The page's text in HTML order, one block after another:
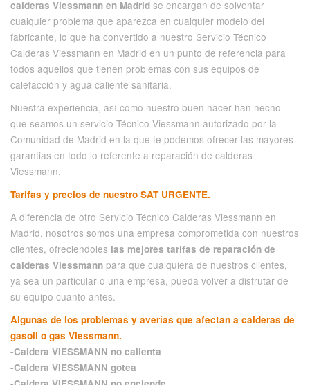
calderas Viessmann en Madrid se encargan de solventar
cualquier problema que aparezca en cualquier modelo del
fabricante, lo que ha convertido a nuestro Servicio Técnico
Calderas Viessmann en Madrid en un punto de referencia para
todos aquellos que tienen problemas con sus equipos de
calefacción y agua caliente sanitaria.
Nuestra experiencia, así como nuestro buen hacer han hecho
que seamos un servicio Técnico Viessmann autorizado por la
Comunidad de Madrid en la que te podemos ofrecer las mayores
garantias en todo lo referente a reparación de calderas
Viessmann.
Tarifas y precios de nuestro SAT URGENTE.
A diferencia de otro Servicio Técnico Calderas Viessmann en
Madrid, nosotros somos una empresa comprometida con nuestros
clientes, ofreciendoles las mejores tarifas de reparación de
calderas Viessmann para que cualquiera de nuestros clientes,
ya sea un particular o una empresa, pueda volver a disfrutar de
su equipo cuanto antes.
Algunas de los problemas y averías que afectan a calderas de
gasoil o gas Viessmann.
-Caldera VIESSMANN no calienta
-Caldera VIESSMANN gotea